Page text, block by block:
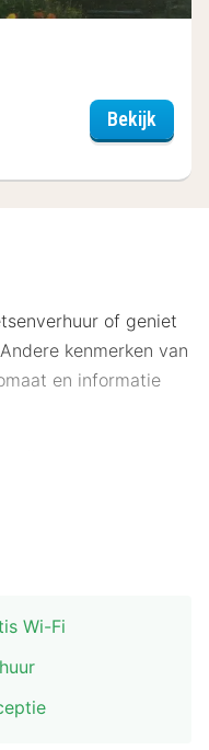
Bekijk
of geniet
kenmerken van
en informatie
een
van 07.30 uur tot
meertalig personeel,
bij de receptie.
99 klimaatgeregelde
Wi-Fi